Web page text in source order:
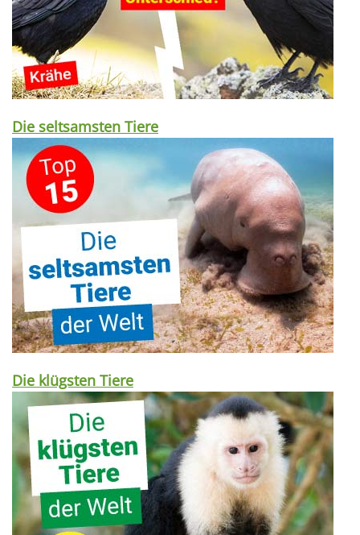
Die seltsamsten Tiere
Die klügsten Tiere